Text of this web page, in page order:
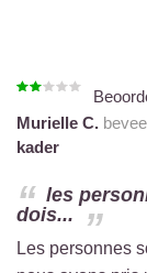
Murielle C.
kader
les
dois...
Les personnes